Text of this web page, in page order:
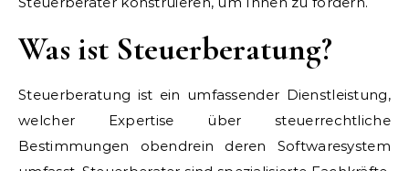
Was ist Steuerberatung?
Steuerberatung ist ein umfassender Dienstleistung,
welcher Expertise über steuerrechtliche
Bestimmungen obendrein deren Softwaresystem